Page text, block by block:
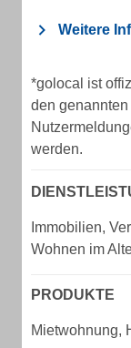
Weitere
*golocal ist
den
werden.
Immobilien,
Wohnen im
PRODUKTE
Mietwohnung,